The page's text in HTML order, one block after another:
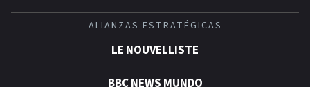
ALIANZAS ESTRATÉGICAS
LE NOUVELLISTE
BBC NEWS MUNDO